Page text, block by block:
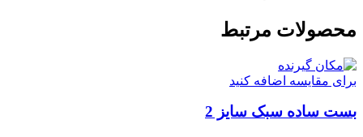
محصولات مرتبط
برای مقایسه اضافه کنید
بست ساده سبک سایز 2